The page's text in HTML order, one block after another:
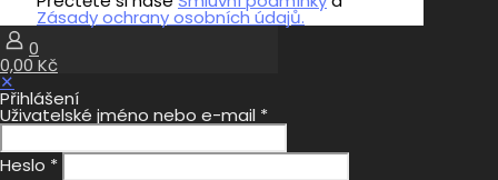
Zásady ochrany osobních údajů.
0
0,00 Kč
✕
Přihlášení
Uživatelské jméno nebo e-mail *
Heslo *